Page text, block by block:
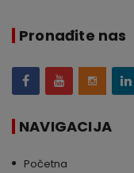
Pronađite nas
NAVIGACIJA
Početna